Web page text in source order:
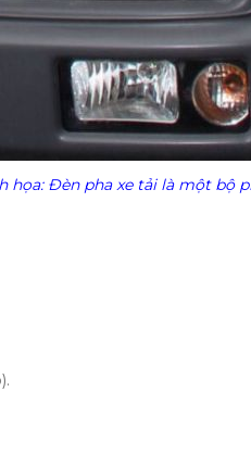
họa: Đèn pha xe tải là một bộ